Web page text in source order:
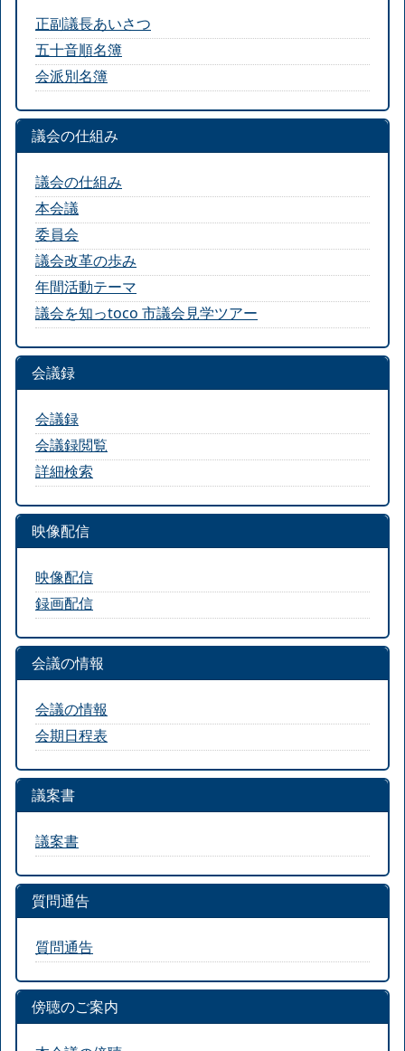
正副議長あいさつ
五十音順名簿
会派別名簿
議会の仕組み
議会の仕組み
本会議
委員会
議会改革の歩み
年間活動テーマ
議会を知っtoco 市議会見学ツアー
会議録
会議録
会議録閲覧
詳細検索
映像配信
映像配信
録画配信
会議の情報
会議の情報
会期日程表
議案書
議案書
質問通告
質問通告
傍聴のご案内